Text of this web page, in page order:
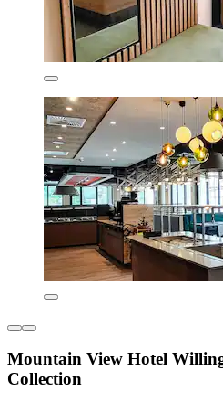
Mountain View Hotel
Collection